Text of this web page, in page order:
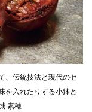
、伝統技法と現代のセ
を入れたりする小鉢と
素穂